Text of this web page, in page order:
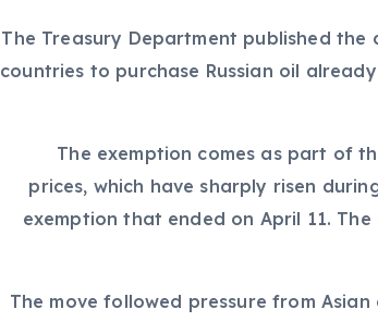
The Treasury Department published
countries to purchase Russian oil
The exemption comes as part of
prices, which have sharply risen
exemption that ended on April 11.
The move followed pressure from